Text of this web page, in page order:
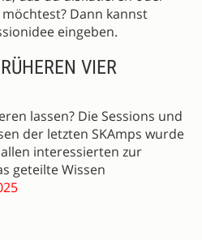
Dann kannst
eingeben.
VIER
lassen? Die Sessions und
der letzten SKAmps wurde
interessierten zur
geteilte Wissen